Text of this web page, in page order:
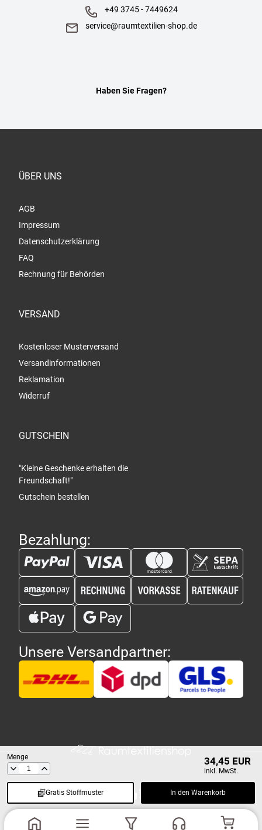
Menge 34,45 EUR
inkl. MwSt.
In den Warenkorb
Gratis Stoffmuster
Haben Sie Fragen?
+49 3745 - 7449624
service@raumtextilien-shop.de
ÜBER UNS
AGB
Impressum
Datenschutzerklärung
FAQ
Rechnung für Behörden
VERSAND
Kostenloser Musterversand
Versandinformationen
Reklamation
Widerruf
GUTSCHEIN
"Kleine Geschenke erhalten die
Freundschaft!"
Gutschein bestellen
Bezahlung:
Unsere Versandpartner:
Copyright 2026 - Raumtextilienshop.de | Design und Entwicklung